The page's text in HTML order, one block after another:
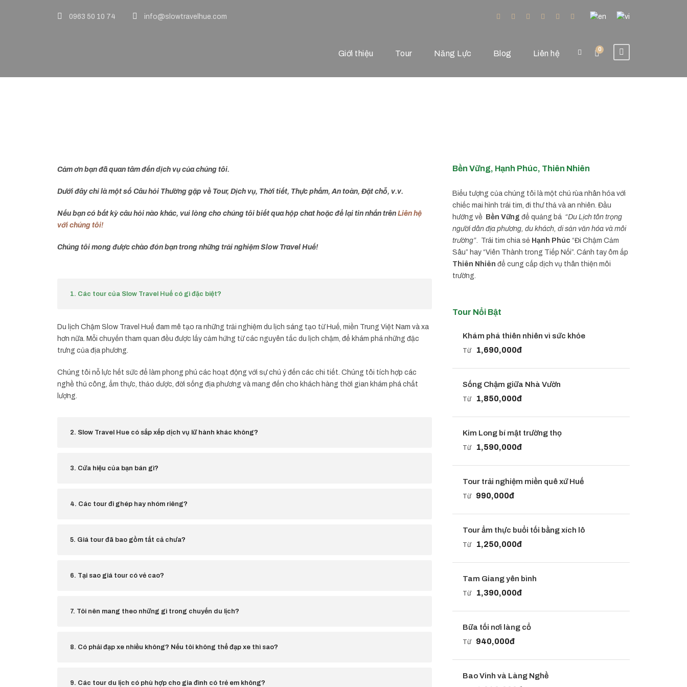
0963 50 10 74 info@slowtravelhue.com
Giới thiệu Tour Năng Lực Blog Liên hệ 0
Cảm ơn bạn đã quan tâm đến dịch vụ của chúng tôi.
Dưới đây chỉ là một số Câu hỏi Thường gặp về Tour, Dịch vụ, Thời tiết, Thực phẩm, An toàn, Đặt chỗ, v.v.
Nếu bạn có bất kỳ câu hỏi nào khác, vui lòng cho chúng tôi biết qua hộp chat hoặc để lại tin nhắn trên Liên hệ
với chúng tôi!
Chúng tôi mong được chào đón bạn trong những trải nghiệm Slow Travel Huế!
1. Các tour của Slow Travel Huế có gì đặc biệt?
Du lịch Chậm Slow Travel Huế đam mê tạo ra những trải nghiệm du lịch sáng tạo từ Huế, miền Trung Việt Nam và xa
hơn nữa. Mỗi chuyến tham quan đều được lấy cảm hứng từ các nguyên tắc du lịch chậm, để khám phá những đặc
trưng của địa phương.
Chúng tôi nỗ lực hết sức để làm phong phú các hoạt động với sự chú ý đến các chi tiết. Chúng tôi tích hợp các
nghề thủ công, ẩm thực, thảo dược, đời sống địa phương và mang đến cho khách hàng thời gian khám phá chất
lượng.
2. Slow Travel Hue có sắp xếp dịch vụ lữ hành khác không?
3. Cửa hiệu của bạn bán gì?
4. Các tour đi ghép hay nhóm riêng?
5. Giá tour đã bao gồm tất cả chưa?
6. Tại sao giá tour có vẻ cao?
7. Tôi nên mang theo những gì trong chuyến du lịch?
8. Có phải đạp xe nhiều không? Nếu tôi không thể đạp xe thì sao?
9. Các tour du lịch có phù hợp cho gia đình có trẻ em không?
Bền Vững, Hạnh Phúc, Thiên Nhiên
Biểu tượng của chúng tôi là một chú rùa nhân hóa với
chiếc mai hình trái tim, đi thư thả và an nhiên. Đầu
hướng về
Bền Vững để quảng bá “Du Lịch tôn trọng
người dân địa phương, du khách, di sản văn hóa và môi
trường”. Trái tim chia sẻ Hạnh Phúc “Đi Chậm Cảm
Sâu” hay “Viên Thành trong Tiếp Nối”. Cánh tay ôm ấp
Thiên Nhiên để cung cấp dịch vụ thân thiện môi
trường.
Tour Nổi Bật
Khám phá thiên nhiên vì sức khỏe
Từ 1,690,000đ
Sống Chậm giữa Nhà Vườn
Từ 1,850,000đ
Kim Long bí mật trường thọ
Từ 1,590,000đ
Tour trải nghiệm miền quê xứ Huế
Từ 990,000đ
Tour ẩm thực buổi tối bằng xích lô
Từ 1,250,000đ
Tam Giang yên bình
Từ 1,390,000đ
Bữa tối nơi làng cổ
Từ 940,000đ
Bao Vinh và Làng Nghề